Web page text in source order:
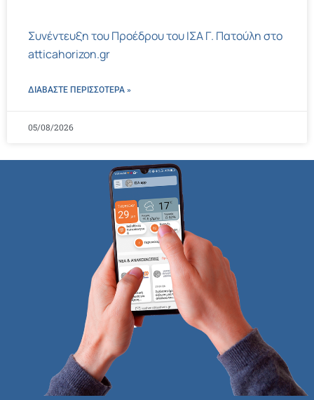
Συνέντευξη του Προέδρου του ΙΣΑ Γ. Πατούλη στο
atticahorizon.gr
ΔΙΑΒΑΣΤΕ ΠΕΡΙΣΣΌΤΕΡΑ »
05/08/2026